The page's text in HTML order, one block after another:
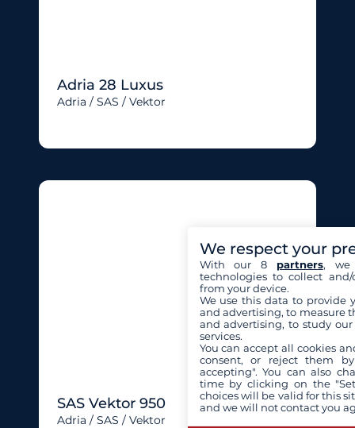
Adria 28 Luxus
Adria / SAS / Vektor
SAS Vektor 950
Adria / SAS / Vektor
We respect your
With our 8 partners, we
technologies to collect
from your device.
We use this data to provide
and advertising, to measure
and advertising, to study
services.
You can accept all cookies
consent, or reject them
accepting". You can also
time by clicking on the
choices will be valid for this
and we will not contact you